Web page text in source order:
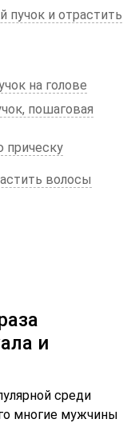
пучок и отрастить
на голове
пошаговая
прическу
волосы
и
среди
многие мужчины